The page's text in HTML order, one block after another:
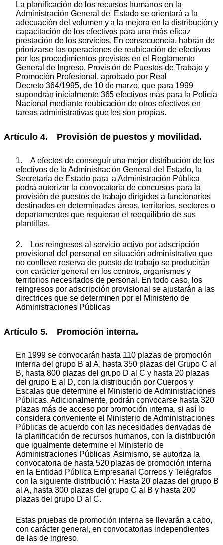
La planificación de los recursos humanos en la
Administración General del Estado se orientará a la
adecuación del volumen y a la mejora en la distribución y
capacitación de los efectivos para una más eficaz
prestación de los servicios. En consecuencia, habrán de
priorizarse las operaciones de reubicación de efectivos
por los procedimientos previstos en el Reglamento
General de Ingreso, Provisión de Puestos de Trabajo y
Promoción Profesional, aprobado por Real
Decreto 364/1995, de 10 de marzo, que para 1999
supondrán inicialmente 365 efectivos más para la Policía
Nacional mediante reubicación de otros efectivos en
tareas administrativas que les son propias.
Artículo 4. Provisión de puestos y movilidad.
1. A efectos de conseguir una mejor distribución de los
efectivos de la Administración General del Estado, la
Secretaría de Estado para la Administración Pública
podrá autorizar la convocatoria de concursos para la
provisión de puestos de trabajo dirigidos a funcionarios
destinados en determinadas áreas, territorios, sectores o
departamentos que requieran el reequilibrio de sus
plantillas.
2. Los reingresos al servicio activo por adscripción
provisional del personal en situación administrativa que
no conlleve reserva de puesto de trabajo se producirán
con carácter general en los centros, organismos y
territorios necesitados de personal. En todo caso, los
reingresos por adscripción provisional se ajustarán a las
directrices que se determinen por el Ministerio de
Administraciones Públicas.
Artículo 5. Promoción interna.
En 1999 se convocarán hasta 110 plazas de promoción
interna del grupo B al A, hasta 350 plazas del Grupo C al
B, hasta 800 plazas del grupo D al C y hasta 20 plazas
del grupo E al D, con la distribución por Cuerpos y
Escalas que determine el Ministerio de Administraciones
Públicas. Adicionalmente, podrán convocarse hasta 320
plazas más de acceso por promoción interna, si así lo
considera conveniente el Ministerio de Administraciones
Públicas de acuerdo con las necesidades derivadas de
la planificación de recursos humanos, con la distribución
que igualmente determine el Ministerio de
Administraciones Públicas. Asimismo, se autoriza la
convocatoria de hasta 520 plazas de promoción interna
en la Entidad Pública Empresarial Correos y Telégrafos
con la siguiente distribución: Hasta 20 plazas del grupo B
al A, hasta 300 plazas del grupo C al B y hasta 200
plazas del grupo D al C.
Estas pruebas de promoción interna se llevarán a cabo,
con carácter general, en convocatorias independientes
de las de ingreso.